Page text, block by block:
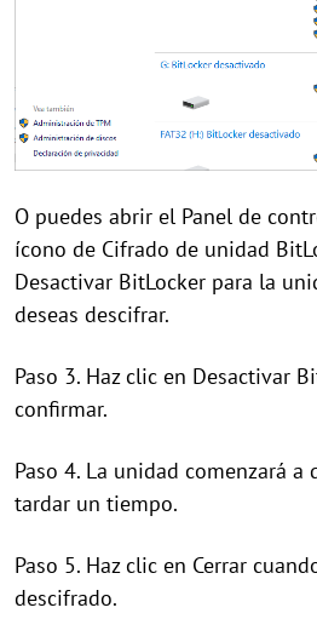
O puedes abrir el Panel de
ícono de Cifrado de unidad
Desactivar BitLocker para la
deseas descifrar.
Paso 3. Haz clic en Desactivar
confirmar.
Paso 4. La unidad comenzará a
tardar un tiempo.
Paso 5. Haz clic en Cerrar
descifrado.